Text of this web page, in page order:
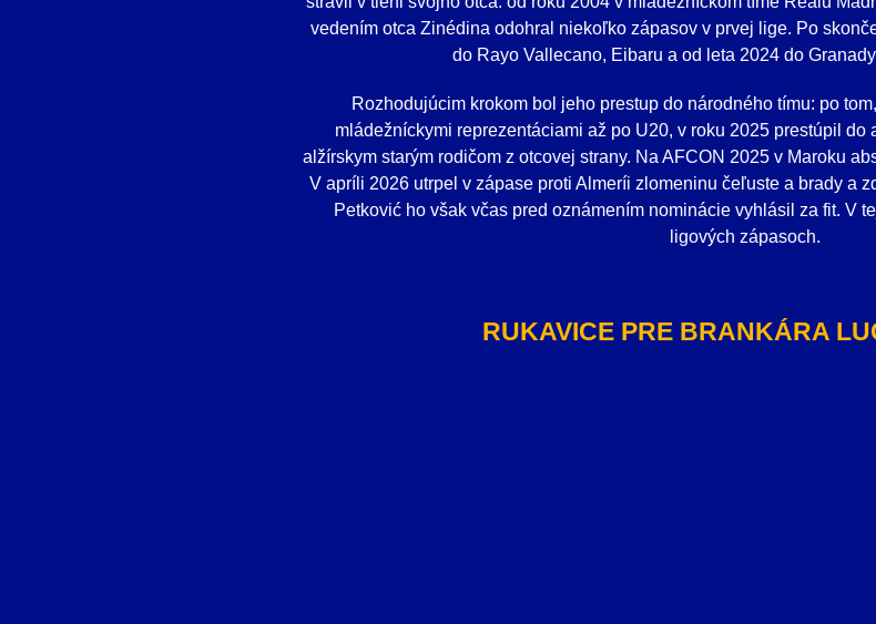
vedením otca Zinédina odohral niekoľko zápasov v prvej lige. Po
do Rayo Vallecano, Eibaru a od leta 2024 do
Rozhodujúcim krokom bol jeho prestup do národného tímu: po
mládežníckymi reprezentáciami až po U20, v roku 2025 prestúpil
alžírskym starým rodičom z otcovej strany. Na AFCON 2025 v Maroku
V apríli 2026 utrpel v zápase proti Almeríi zlomeninu čeľuste a brady a
Petković ho však včas pred oznámením nominácie vyhlásil za fit. V
ligových zápasoch.
RUKAVICE PRE BRANKÁRA